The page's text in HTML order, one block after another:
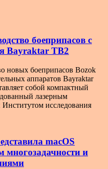
боеприпасов с
Bayraktar TB2
новых боеприпасов Bozok
аппаратов Bayraktar
собой компактный
лазерным
исследования
macOS
и